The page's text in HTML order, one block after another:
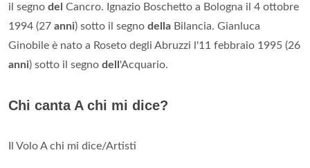
il segno del Cancro. Ignazio Boschetto a Bologna il 4 ottobre
1994 (27 anni) sotto il segno della Bilancia. Gianluca
Ginobile è nato a Roseto degli Abruzzi l'11 febbraio 1995 (26
anni) sotto il segno dell 'Acquario.
Chi canta A chi mi dice?
Il Volo A chi mi dice/Artisti